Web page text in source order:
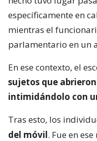
específicamente en
mientras el
parlamentario en un
En ese contexto, el
sujetos que
intimidándolo con
Tras esto, los
del móvil. Fue en